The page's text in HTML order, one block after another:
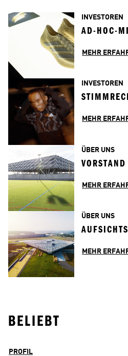
INVESTOREN
AD-HOC-
MEHR
INVESTOREN
MEHR
ÜBER UNS
VORSTAND
MEHR
ÜBER UNS
MEHR
BELIEBT
PROFIL